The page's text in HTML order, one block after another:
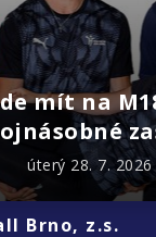
mít na
úterý 28. 7. 2026
Brno, z.s.